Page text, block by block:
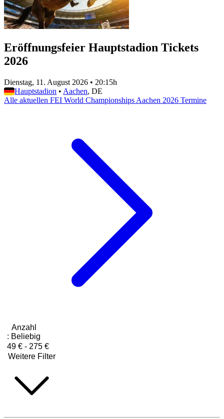
Eröffnungsfeier Hauptstadion Tickets
2026
Dienstag, 11. August 2026 • 20:15h
Hauptstadion • Aachen, DE
Alle aktuellen FEI World Championships Aachen 2026 Termine
Anzahl
: Beliebig
49 € - 275 €
Weitere Filter